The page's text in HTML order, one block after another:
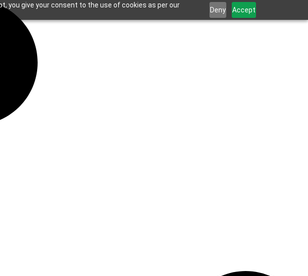
you give your consent to the use of cookies as per our
Deny Accept